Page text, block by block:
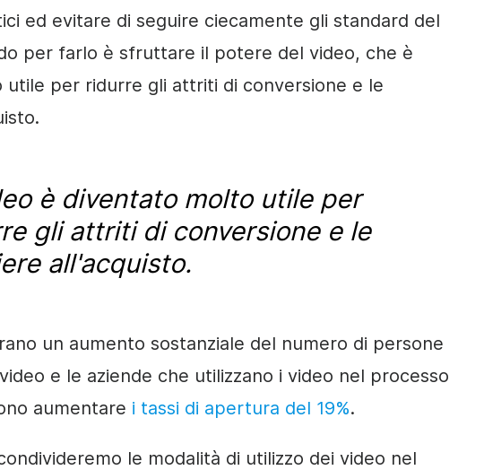
ed evitare di seguire ciecamente gli standard del
per farlo è sfruttare il potere del video, che è
utile per ridurre gli attriti di conversione e le
è diventato molto utile per
gli attriti di conversione e le
all'acquisto.
un aumento sostanziale del numero di persone
e le aziende che utilizzano i video nel processo
aumentare i tassi di apertura del 19%.
le modalità di utilizzo dei video nel